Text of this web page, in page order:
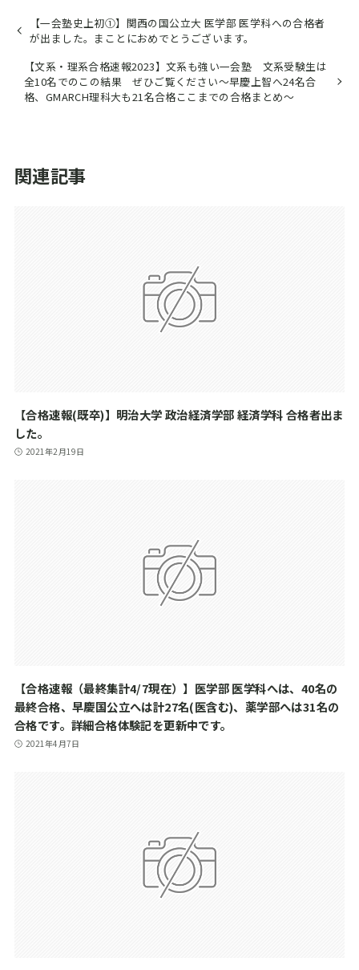
【一会塾史上初①】関西の国公立大 医学部 医学科への合格者
が出ました。まことにおめでとうございます。
【文系・理系合格速報2023】文系も強い一会塾 文系受験生は
全10名でのこの結果 ぜひご覧ください～早慶上智へ24名合
格、GMARCH理科大も21名合格ここまでの合格まとめ～
関連記事
【合格速報(既卒)】明治大学 政治経済学部 経済学科 合格者出ま
した。
2021年2月19日
【合格速報（最終集計4/7現在）】医学部 医学科へは、40名の
最終合格、早慶国公立へは計27名(医含む)、薬学部へは31名の
合格です。詳細合格体験記を更新中です。
2021年4月7日